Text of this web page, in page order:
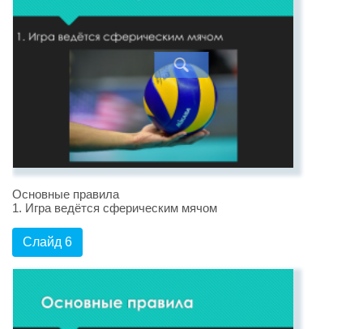
Основные правила
1. Игра ведётся сферическим мячом
Слайд 6